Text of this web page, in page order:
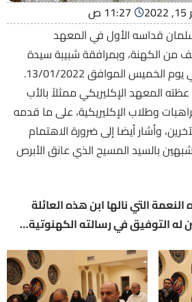
11:27 ص
قداسه الأول في المعهد
من الكهنة، وبمرافقة شبيبة سيدة
الزيارة – الزبابدة، وذلك في يوم الخميس الموافق 13/01/2022.
المعهد الإكليريكي ممثلاً بالأب
وطلاب الإكليريكية، على ما قدمه
وأشار أيضا إلى ضرورة الاهتمام
بالسيد المسيح الذي عانق الأبرص
التي نالها ابن هذه العائلة
له التوفيق في رسالته الكهنوتية…